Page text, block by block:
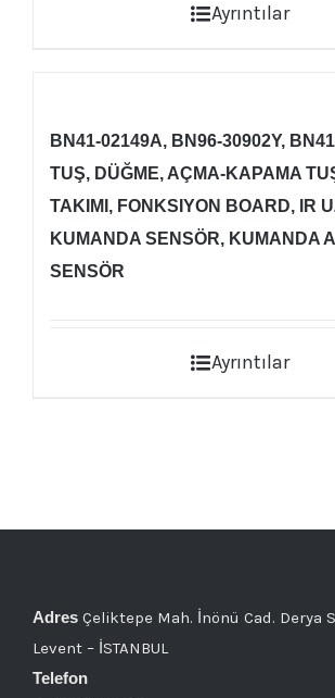
Ayrıntılar
BN41-02149A, BN96-30902Y,
TUŞ, DÜĞME, AÇMA-KAPAMA
TAKIMI, FONKSIYON BOARD, IR
KUMANDA SENSÖR, KUMANDA
SENSÖR
Ayrıntılar
Adres Çeliktepe Mah. İnönü Cad. Derya
Levent – İSTANBUL
Telefon